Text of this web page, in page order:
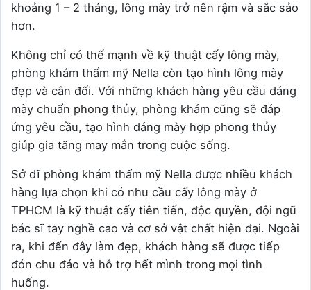
khoảng 1 – 2 tháng, lông mày trở nên rậm và sắc sảo
hơn.
Không chỉ có thế mạnh về kỹ thuật cấy lông mày,
phòng khám thẩm mỹ Nella còn tạo hình lông mày
đẹp và cân đối. Với những khách hàng yêu cầu dáng
mày chuẩn phong thủy, phòng khám cũng sẽ đáp
ứng yêu cầu, tạo hình dáng mày hợp phong thủy
giúp gia tăng may mắn trong cuộc sống.
Sở dĩ phòng khám thẩm mỹ Nella được nhiều khách
hàng lựa chọn khi có nhu cầu cấy lông mày ở
TPHCM là kỹ thuật cấy tiên tiến, độc quyền, đội ngũ
bác sĩ tay nghề cao và cơ sở vật chất hiện đại. Ngoài
ra, khi đến đây làm đẹp, khách hàng sẽ được tiếp
đón chu đáo và hỗ trợ hết mình trong mọi tình
huống.